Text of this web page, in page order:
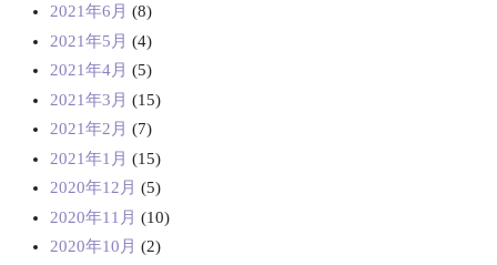
2021年6月 (8)
2021年5月 (4)
2021年4月 (5)
2021年3月 (15)
2021年2月 (7)
2021年1月 (15)
2020年12月 (5)
2020年11月 (10)
2020年10月 (2)